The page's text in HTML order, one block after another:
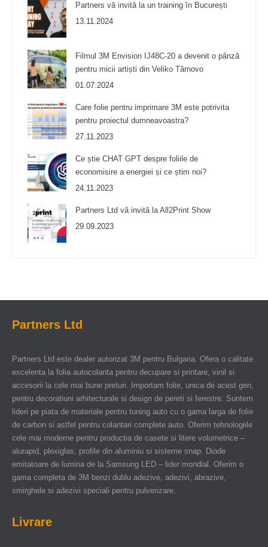
Partners vă invită la un training în București
13.11.2024
Filmul 3M Envision IJ48C-20 a devenit o pânză
pentru micii artiști din Veliko Târnovo
01.07.2024
Care folie pentru imprimare 3M este potrivita
pentru proiectul dumneavoastra?
27.11.2023
Ce știe CHAT GPT despre foliile de
economisire a energiei și ce știm noi?
24.11.2023
Partners Ltd vă invită la All2Print Show
29.09.2023
Partners Ltd
Partners Ltd este dealer autorizat 3M pentru Bulgaria. Ofera o calitate
excelenta la folia autocolanta pentru decupare si printare, vinil si
accesorii la cele mai bune preturi. Importam folie, unica de acest gen,
pentru decoratiuni arhitecturale si design de pereti si ferestre. Suntem
lideri pe piata de materiale pentru tuning auto cu o gama larga de folie
de carbon si astfel pentru colantari complete auto. Oferim tehnologiile
cele mai moderne pentru productia de casete si litere volumetrice –
alurapid, plexiglas, profile din aluminiu si sisteme snap. Diode
emitatoare de lumina de la Samsung LED – lider mondial. Oferim o
gama completa de 3M benzi dublu adezive, adezivi, abrazive,
smirghele si adezivi speciali pentru pulverizare.
Livrare